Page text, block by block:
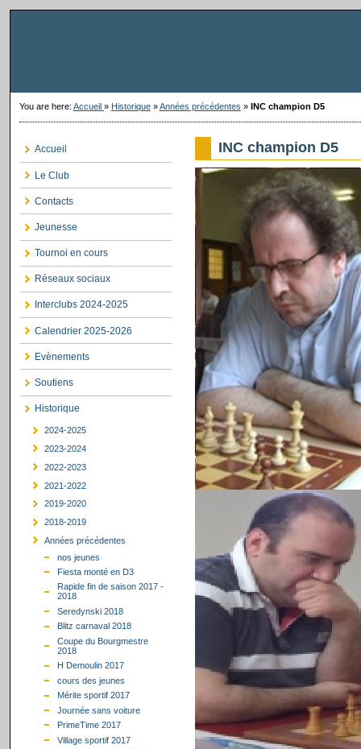
You are here: Accueil » Historique»Années précédentes » INC champion D5
Accueil
Le Club
Contacts
Jeunesse
Tournoi en cours
Réseaux sociaux
Interclubs 2024-2025
Calendrier 2025-2026
Evènements
Soutiens
Historique
2024-2025
2023-2024
2022-2023
2021-2022
2019-2020
2018-2019
Années précédentes
nos jeunes
Fiesta monté en D3
Rapide fin de saison 2017 -
2018
Seredynski 2018
Blitz carnaval 2018
Coupe du Bourgmestre
2018
H Demoulin 2017
cours des jeunes
Mérite sportif 2017
Journée sans voiture
PrimeTime 2017
Village sportif 2017
INC champion D5